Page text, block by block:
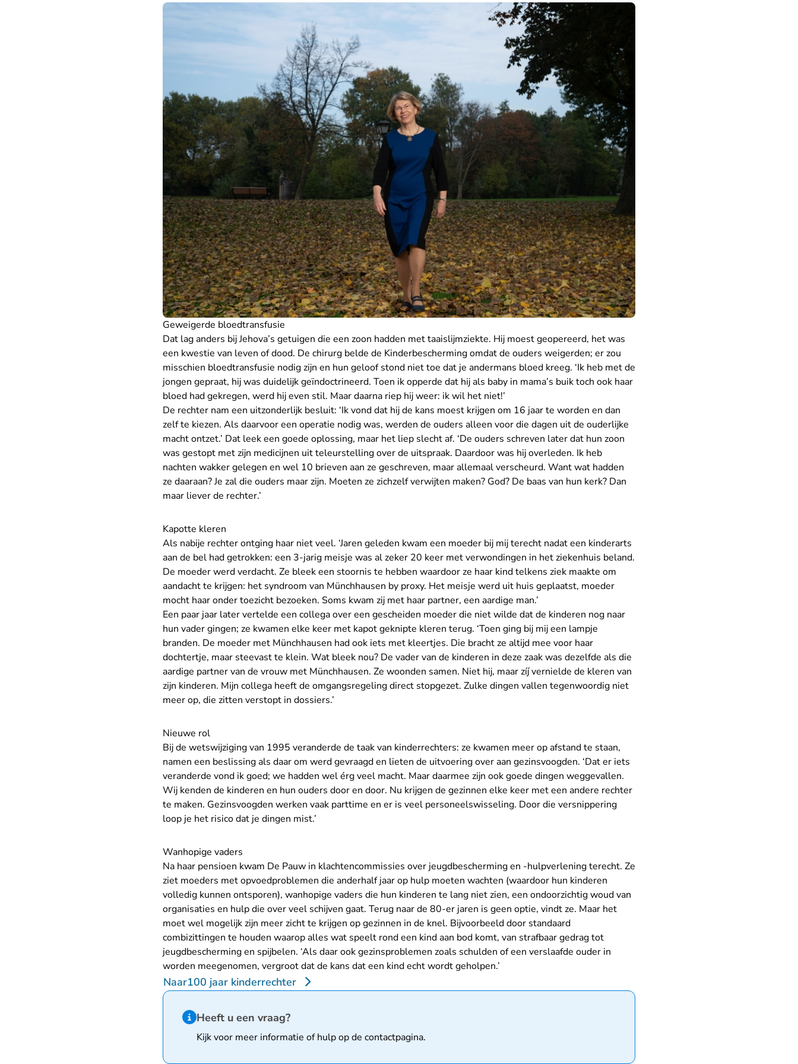
Geweigerde bloedtransfusie
Dat lag anders bij Jehova’s getuigen die een zoon hadden met taaislijmziekte. Hij moest geopereerd, het was
een kwestie van leven of dood. De chirurg belde de Kinderbescherming omdat de ouders weigerden; er zou
misschien bloedtransfusie nodig zijn en hun geloof stond niet toe dat je andermans bloed kreeg. ‘Ik heb met de
jongen gepraat, hij was duidelijk geïndoctrineerd. Toen ik opperde dat hij als baby in mama’s buik toch ook haar
bloed had gekregen, werd hij even stil. Maar daarna riep hij weer: ik wil het niet!’
De rechter nam een uitzonderlijk besluit: ‘Ik vond dat hij de kans moest krijgen om 16 jaar te worden en dan
zelf te kiezen. Als daarvoor een operatie nodig was, werden de ouders alleen voor die dagen uit de ouderlijke
macht ontzet.’ Dat leek een goede oplossing, maar het liep slecht af. ‘De ouders schreven later dat hun zoon
was gestopt met zijn medicijnen uit teleurstelling over de uitspraak. Daardoor was hij overleden. Ik heb
nachten wakker gelegen en wel 10 brieven aan ze geschreven, maar allemaal verscheurd. Want wat hadden
ze daaraan? Je zal die ouders maar zijn. Moeten ze zichzelf verwijten maken? God? De baas van hun kerk? Dan
maar liever de rechter.’
Kapotte kleren
Als nabije rechter ontging haar niet veel. ‘Jaren geleden kwam een moeder bij mij terecht nadat een kinderarts
aan de bel had getrokken: een 3-jarig meisje was al zeker 20 keer met verwondingen in het ziekenhuis beland.
De moeder werd verdacht. Ze bleek een stoornis te hebben waardoor ze haar kind telkens ziek maakte om
aandacht te krijgen: het syndroom van Münchhausen by proxy. Het meisje werd uit huis geplaatst, moeder
mocht haar onder toezicht bezoeken. Soms kwam zij met haar partner, een aardige man.’
Een paar jaar later vertelde een collega over een gescheiden moeder die niet wilde dat de kinderen nog naar
hun vader gingen; ze kwamen elke keer met kapot geknipte kleren terug. ‘Toen ging bij mij een lampje
branden. De moeder met Münchhausen had ook iets met kleertjes. Die bracht ze altijd mee voor haar
dochtertje, maar steevast te klein. Wat bleek nou? De vader van de kinderen in deze zaak was dezelfde als die
aardige partner van de vrouw met Münchhausen. Ze woonden samen. Niet hij, maar zíj vernielde de kleren van
zijn kinderen. Mijn collega heeft de omgangsregeling direct stopgezet. Zulke dingen vallen tegenwoordig niet
meer op, die zitten verstopt in dossiers.’
Nieuwe rol
Bij de wetswijziging van 1995 veranderde de taak van kinderrechters: ze kwamen meer op afstand te staan,
namen een beslissing als daar om werd gevraagd en lieten de uitvoering over aan gezinsvoogden. ‘Dat er iets
veranderde vond ik goed; we hadden wel érg veel macht. Maar daarmee zijn ook goede dingen weggevallen.
Wij kenden de kinderen en hun ouders door en door. Nu krijgen de gezinnen elke keer met een andere rechter
te maken. Gezinsvoogden werken vaak parttime en er is veel personeelswisseling. Door die versnippering
loop je het risico dat je dingen mist.’
Wanhopige vaders
Na haar pensioen kwam De Pauw in klachtencommissies over jeugdbescherming en -hulpverlening terecht. Ze
ziet moeders met opvoedproblemen die anderhalf jaar op hulp moeten wachten (waardoor hun kinderen
volledig kunnen ontsporen), wanhopige vaders die hun kinderen te lang niet zien, een ondoorzichtig woud van
organisaties en hulp die over veel schijven gaat. Terug naar de 80-er jaren is geen optie, vindt ze. Maar het
moet wel mogelijk zijn meer zicht te krijgen op gezinnen in de knel. Bijvoorbeeld door standaard
combizittingen te houden waarop alles wat speelt rond een kind aan bod komt, van strafbaar gedrag tot
jeugdbescherming en spijbelen. ‘Als daar ook gezinsproblemen zoals schulden of een verslaafde ouder in
worden meegenomen, vergroot dat de kans dat een kind echt wordt geholpen.’
Naar100 jaar kinderrechter
Hint van type informatie
Heeft u een vraag?
Kijk voor meer informatie of hulp op de contactpagina.